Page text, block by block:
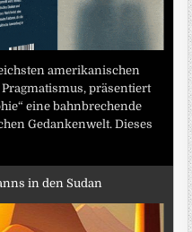
amerikanischen
präsentiert
eine bahnbrechende
Gedankenwelt. Dieses
in den Sudan